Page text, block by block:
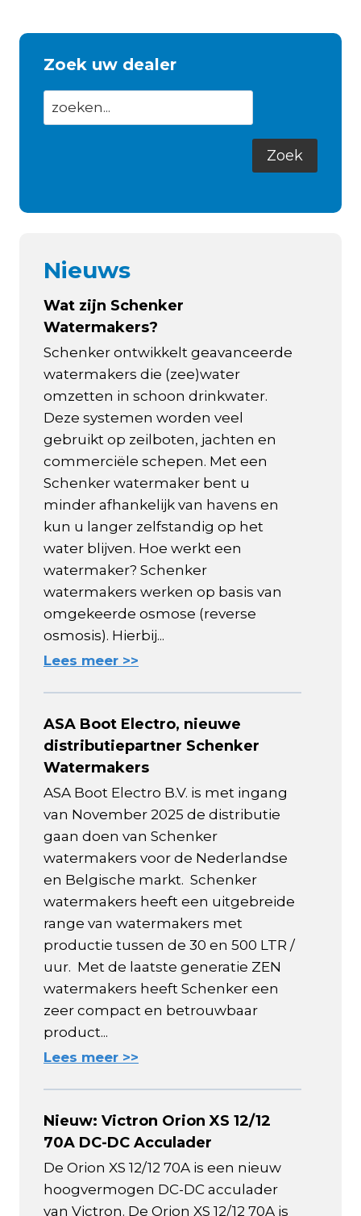
Zoek uw dealer
Nieuws
Wat zijn Schenker
Watermakers?
Schenker ontwikkelt geavanceerde
watermakers die (zee)water
omzetten in schoon drinkwater.
Deze systemen worden veel
gebruikt op zeilboten, jachten en
commerciële schepen. Met een
Schenker watermaker bent u
minder afhankelijk van havens en
kun u langer zelfstandig op het
water blijven. Hoe werkt een
watermaker? Schenker
watermakers werken op basis van
omgekeerde osmose (reverse
osmosis). Hierbij...
Lees meer >>
ASA Boot Electro, nieuwe
distributiepartner Schenker
Watermakers
ASA Boot Electro B.V. is met ingang
van November 2025 de distributie
gaan doen van Schenker
watermakers voor de Nederlandse
en Belgische markt. Schenker
watermakers heeft een uitgebreide
range van watermakers met
productie tussen de 30 en 500 LTR /
uur. Met de laatste generatie ZEN
watermakers heeft Schenker een
zeer compact en betrouwbaar
product...
Lees meer >>
Nieuw: Victron Orion XS 12/12
70A DC-DC Acculader
De Orion XS 12/12 70A is een nieuw
hoogvermogen DC-DC acculader
van Victron. De Orion XS 12/12 70A is